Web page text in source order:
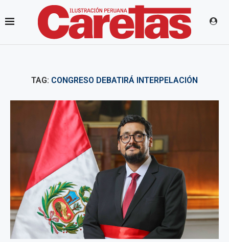
TAG: CONGRESO DEBATIRÁ INTERPELACIÓN